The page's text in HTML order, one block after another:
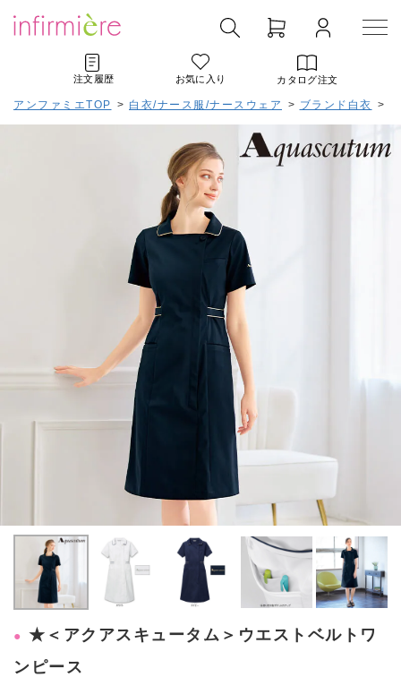
注文履歴 お気に入り カタログ注文
アンファミエTOP > 白衣/ナース服/ナースウェア > ブランド白衣 >
★＜アクアスキュータム＞ウエストベルトワ
ンピース